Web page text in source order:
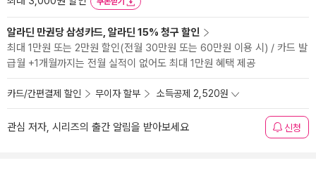
알라딘 만권당 삼성카드, 알라딘 15% 청구 할인
최대 1만원 또는 2만원 할인(전월 30만원 또는 60만원 이용 시) / 카드 발
급월 +1개월까지는 전월 실적이 없어도 최대 1만원 혜택 제공
카드/간편결제 할인 무이자 할부 소득공제 2,520원
관심 저자, 시리즈의 출간 알림을 받아보세요 신청